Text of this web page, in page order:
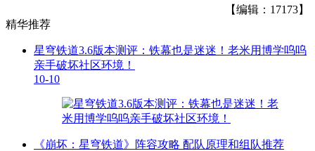
【编辑：17173】
精华推荐
星穹铁道3.6版本测评：铁幕也是迷迷！老米用博学呜呜
亲手破坏社区环境！
10-10
《崩坏：星穹铁道》阵容攻略 配队原理和组队推荐